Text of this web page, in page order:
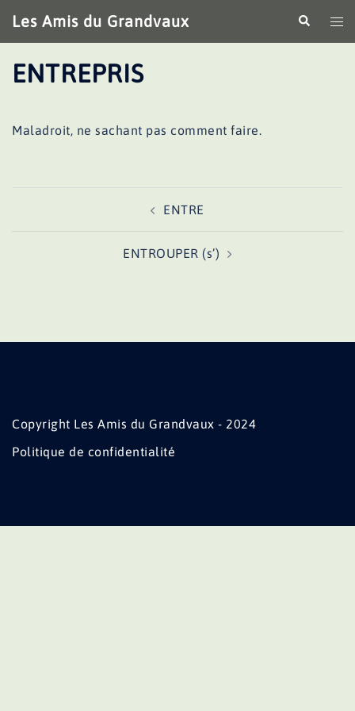
au
contenu
Les Amis du Grandvaux
le
ENTREPRIS
Maladroit, ne sachant pas comment faire.
ENTRE
ENTROUPER (s’)
Copyright Les Amis du Grandvaux - 2024
Politique de confidentialité